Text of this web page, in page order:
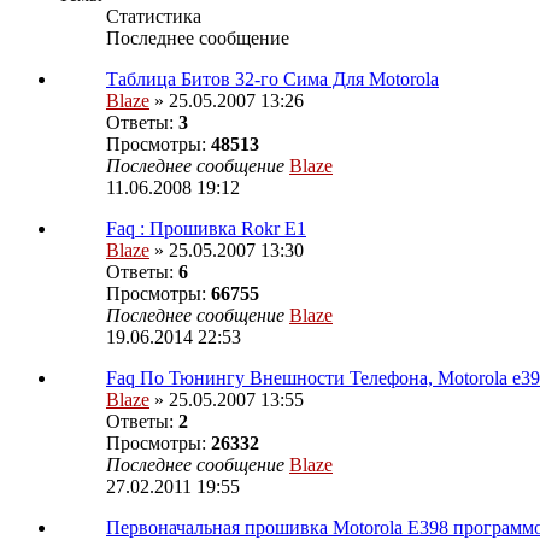
Статистика
Последнее сообщение
Таблица Битов 32-го Сима Для Motorola
Blaze » 25.05.2007 13:26
Ответы: 3
Просмотры: 48513
Последнее сообщение Blaze
11.06.2008 19:12
Faq : Прошивка Rokr E1
Blaze » 25.05.2007 13:30
Ответы: 6
Просмотры: 66755
Последнее сообщение Blaze
19.06.2014 22:53
Faq По Тюнингу Внешности Телефона, Motorola
Blaze » 25.05.2007 13:55
Ответы: 2
Просмотры: 26332
Последнее сообщение Blaze
27.02.2011 19:55
Первоначальная прошивка Motorola E398